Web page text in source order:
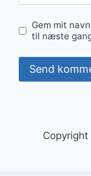
Gem mit
til næste